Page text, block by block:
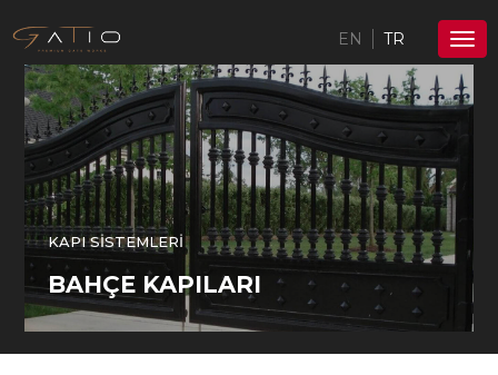
EN TR
KAPI SISTEMLERI
BAHÇE KAPILARI